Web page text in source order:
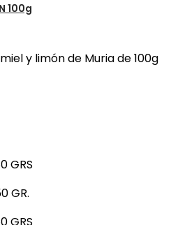
100g
y limón de Muria de 100g
GR.